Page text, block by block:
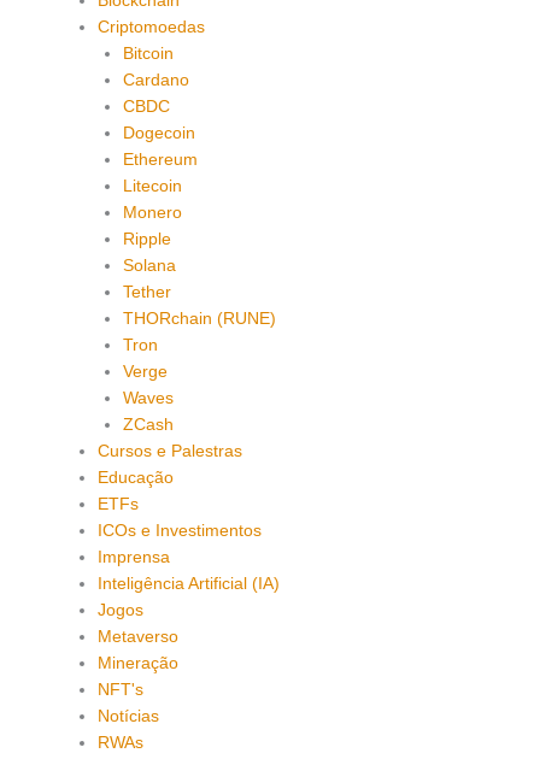
Criptomoedas
Bitcoin
Cardano
CBDC
Dogecoin
Ethereum
Litecoin
Monero
Ripple
Solana
Tether
THORchain (RUNE)
Tron
Verge
Waves
ZCash
Cursos e Palestras
Educação
ETFs
ICOs e Investimentos
Imprensa
Inteligência Artificial (IA)
Jogos
Metaverso
Mineração
NFT's
Notícias
RWAs